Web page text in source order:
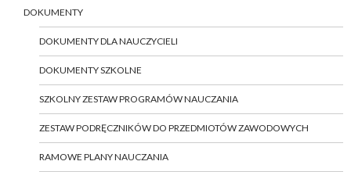
DOKUMENTY
DOKUMENTY DLA NAUCZYCIELI
DOKUMENTY SZKOLNE
SZKOLNY ZESTAW PROGRAMÓW NAUCZANIA
ZESTAW PODRĘCZNIKÓW DO PRZEDMIOTÓW ZAWODOWYCH
RAMOWE PLANY NAUCZANIA